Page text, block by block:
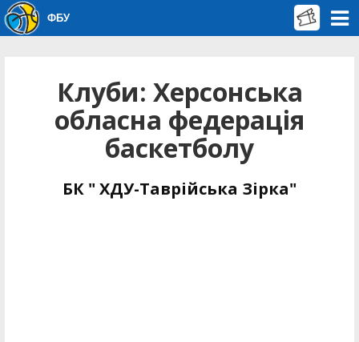
ФБУ
Клуби: Херсонська
обласна федерація
баскетболу
БК " ХДУ-Таврійська Зірка"